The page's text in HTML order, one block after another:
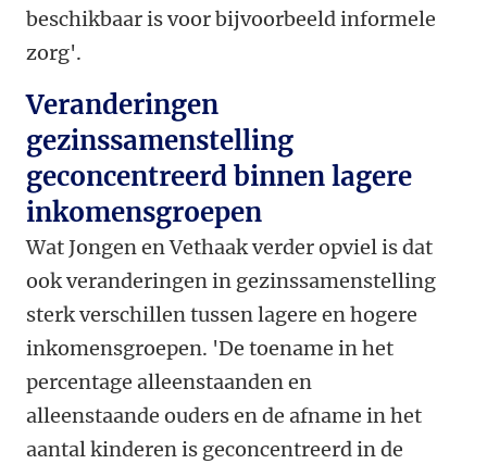
beschikbaar is voor bijvoorbeeld informele
zorg'.
Veranderingen
gezinssamenstelling
geconcentreerd binnen lagere
inkomensgroepen
Wat Jongen en Vethaak verder opviel is dat
ook veranderingen in gezinssamenstelling
sterk verschillen tussen lagere en hogere
inkomensgroepen. 'De toename in het
percentage alleenstaanden en
alleenstaande ouders en de afname in het
aantal kinderen is geconcentreerd in de